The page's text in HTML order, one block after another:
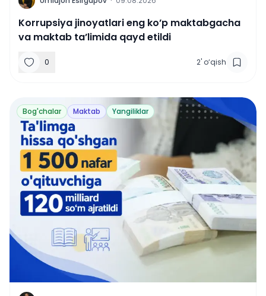
Korrupsiya jinoyatlari eng ko’p maktabgacha
va maktab ta’limida qayd etildi
0 2' o‘qish
Bog'chalar Maktab Yangiliklar